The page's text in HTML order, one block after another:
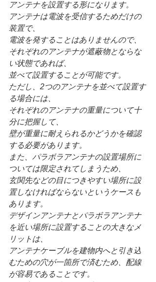
アンテナを設置する形になります。
アンテナは電波を受信するためだけの
装置で、
電波を発することはありませんので、
それぞれのアンテナが遮蔽物とならな
い状態であれば、
並べて設置することが可能です。
ただし、2つのアンテナを並べて設置す
る場合には、
それぞれのアンテナの重量について十
分に把握して、
壁が重量に耐えられるかどうかを確認
する必要があります。
また、パラボラアンテナの設置場所に
ついては限定されてしまうため、
玄関先などの目につきやすい場所に設
置しなければならないというケースも
あります。
デザインアンテナとパラボラアンテナ
を近い場所に設置することの大きなメ
リットは、
アンテナケーブルを建物内へと引き込
むための穴が一箇所で済むため、配線
が容易であることです。